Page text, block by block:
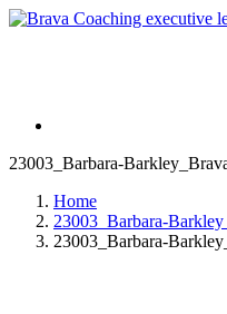
23003_Barbara-
Home
23003_Barbara-
23003_Barbara-